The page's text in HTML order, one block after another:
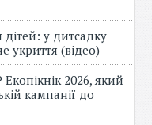
у дитсадку
укриття (відео)
Екопікнік 2026, який
кампанії до